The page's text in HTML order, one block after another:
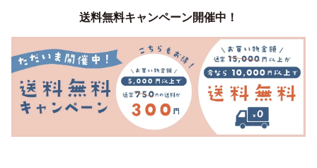
送料無料キャンペーン開催中！